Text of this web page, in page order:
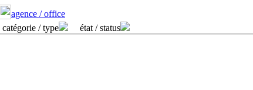
agence / office
catégorie / type état / status